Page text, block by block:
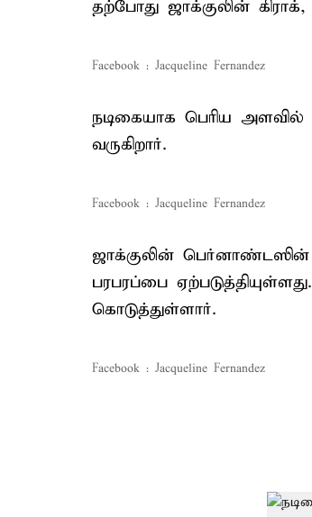
தற்போது ஜாக்குலின்
Facebook : Jacqueline Fernandez
நடிகையாக பெரிய அளவில்
வருகிறார்.
Facebook : Jacqueline Fernandez
ஜாக்குலின்
பரபரப்பை
கொடுத்துள்ளார்.
Facebook : Jacqueline Fernandez